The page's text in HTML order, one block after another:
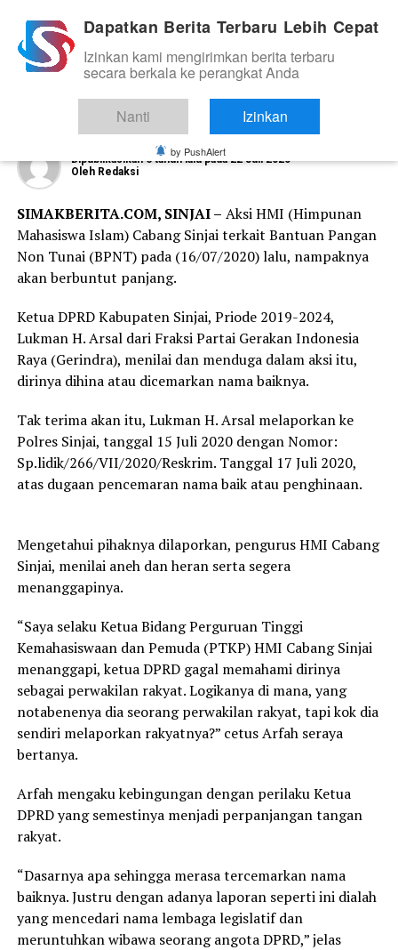
NEWS
Demo Soal BPNT, Ketua DPRD Sinjai
Polisikan Pengurus HMI
Dipublikasikan 6 tahun lalu pada 22 Juli 2020
Oleh Redaksi
SIMAKBERITA.COM, SINJAI – Aksi HMI (Himpunan
Mahasiswa Islam) Cabang Sinjai terkait Bantuan Pangan
Non Tunai (BPNT) pada (16/07/2020) lalu, nampaknya
akan berbuntut panjang.
Ketua DPRD Kabupaten Sinjai, Priode 2019-2024,
Lukman H. Arsal dari Fraksi Partai Gerakan Indonesia
Raya (Gerindra), menilai dan menduga dalam aksi itu,
dirinya dihina atau dicemarkan nama baiknya.
Tak terima akan itu, Lukman H. Arsal melaporkan ke
Polres Sinjai, tanggal 15 Juli 2020 dengan Nomor:
Sp.lidik/266/VII/2020/Reskrim. Tanggal 17 Juli 2020,
atas dugaan pencemaran nama baik atau penghinaan.
Mengetahui pihaknya dilaporkan, pengurus HMI Cabang
Sinjai, menilai aneh dan heran serta segera
menanggapinya.
“Saya selaku Ketua Bidang Perguruan Tinggi
Kemahasiswaan dan Pemuda (PTKP) HMI Cabang Sinjai
menanggapi, ketua DPRD gagal memahami dirinya
sebagai perwakilan rakyat. Logikanya di mana, yang
notabenenya dia seorang perwakilan rakyat, tapi kok dia
sendiri melaporkan rakyatnya?” cetus Arfah seraya
bertanya.
Arfah mengaku kebingungan dengan perilaku Ketua
DPRD yang semestinya menjadi perpanjangan tangan
rakyat.
“Dasarnya apa sehingga merasa tercemarkan nama
baiknya. Justru dengan adanya laporan seperti ini dialah
yang mencedari nama lembaga legislatif dan
meruntuhkan wibawa seorang angota DPRD,” jelas
Dapatkan Berita Terbaru Lebih Cepat
Izinkan kami mengirimkan berita terbaru
secara berkala ke perangkat Anda
Nanti Izinkan
by PushAlert